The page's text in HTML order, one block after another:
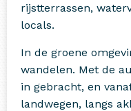
rijstterrassen,
locals.
In de groene
wandelen. Met de
in gebracht, en
landwegen, langs